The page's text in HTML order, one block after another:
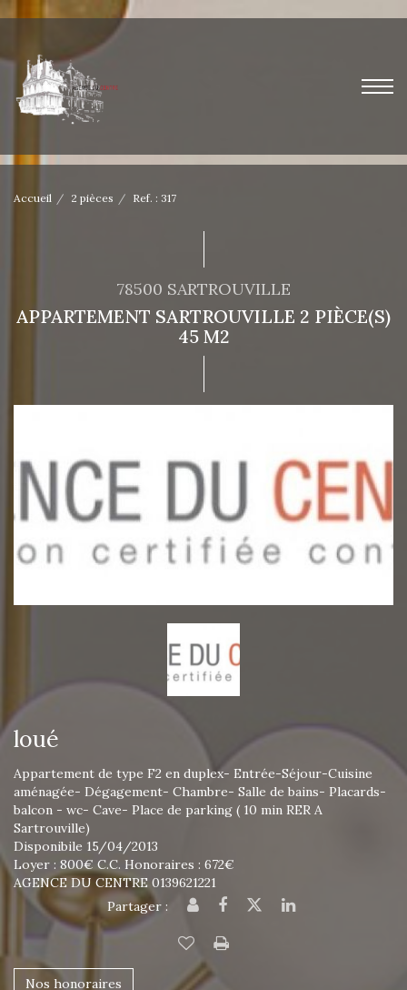
Accueil 2 pièces Ref. : 317
78500 SARTROUVILLE
APPARTEMENT SARTROUVILLE 2 PIÈCE(S)
45 M2
loué
Appartement de type F2 en duplex- Entrée-Séjour-Cuisine
aménagée- Dégagement- Chambre- Salle de bains- Placards-
balcon - wc- Cave- Place de parking ( 10 min RER A
Sartrouville)
Disponibile 15/04/2013
Loyer : 800€ C.C. Honoraires : 672€
AGENCE DU CENTRE 0139621221
Partager :
Nos honoraires